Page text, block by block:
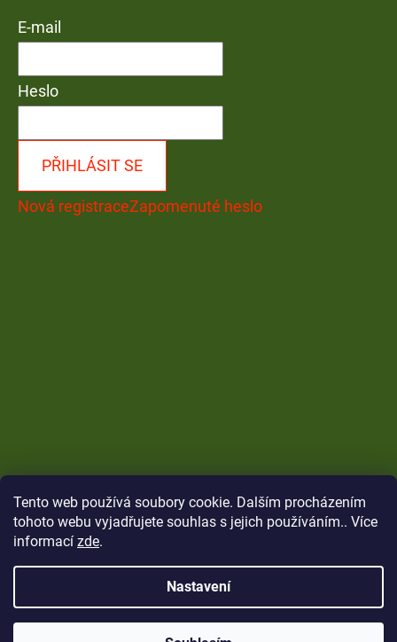
Tento web používá soubory cookie. Dalším procházením
tohoto webu vyjadřujete souhlas s jejich používáním.. Více
informací zde.
Nastavení
E-mail
Heslo
PŘIHLÁSIT SE
Nová registraceZapomenuté heslo
Copyright 2026CARP Brothers. Všechna práva